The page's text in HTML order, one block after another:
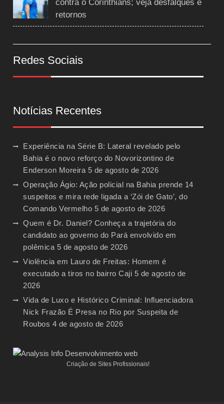
contra o Corinthians; veja desfalques e
retornos
Redes Sociais
Notícias Recentes
Experiência na Série B: Lateral revelado pelo
Bahia é o novo reforço do Novorizontino de
Enderson Moreira 5 de agosto de 2026
Operação Ágio: Ação policial na Bahia prende 14
suspeitos e mira rede ligada a ‘Zói de Gato’, do
Comando Vermelho 5 de agosto de 2026
Quem é Dr. Daniel? Conheça a trajetória do
candidato ao governo do Pará envolvido em
polêmica 5 de agosto de 2026
Violência em Lauro de Freitas: Homem é
executado a tiros no bairro Caji 5 de agosto de
2026
Vida de Luxo e Histórico Criminal: Influenciadora
Nick Frazão É Presa no Rio por Suspeita de
Roubos 4 de agosto de 2026
Criação de Sites Profissionais!